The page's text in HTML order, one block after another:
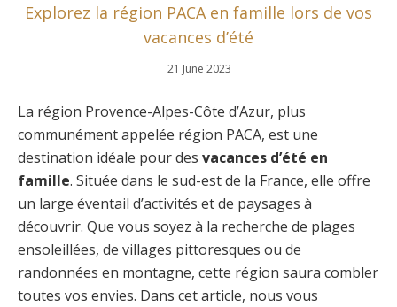
Explorez la région PACA en famille lors de vos
vacances d’été
21 June 2023
La région Provence-Alpes-Côte d’Azur, plus
communément appelée région PACA, est une
destination idéale pour des vacances d’été en
famille. Située dans le sud-est de la France, elle offre
un large éventail d’activités et de paysages à
découvrir. Que vous soyez à la recherche de plages
ensoleillées, de villages pittoresques ou de
randonnées en montagne, cette région saura combler
toutes vos envies. Dans cet article, nous vous